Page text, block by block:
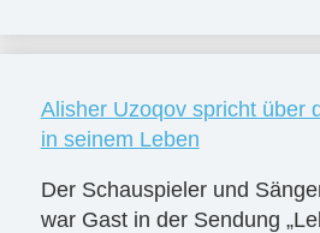
Alisher Uzoqov spricht über
in seinem Leben
Der Schauspieler und
war Gast in der Sendung